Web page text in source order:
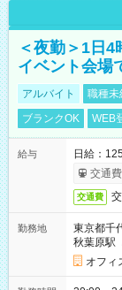
＜夜勤＞1日4
イベント会場
アルバイト 職種未
ブランクOK
WEB
給与
日給：
交通
交通費
勤務地
東京都千
秋葉原駅
オフィ